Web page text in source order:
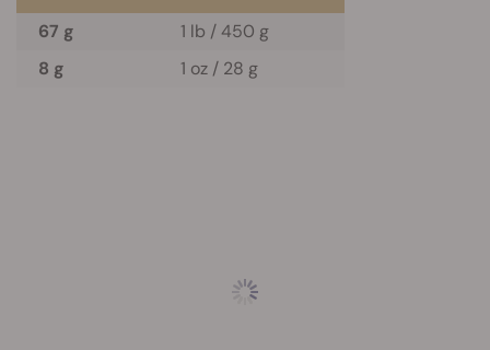
67 g
1 lb / 450 g
8 g
1 oz / 28 g